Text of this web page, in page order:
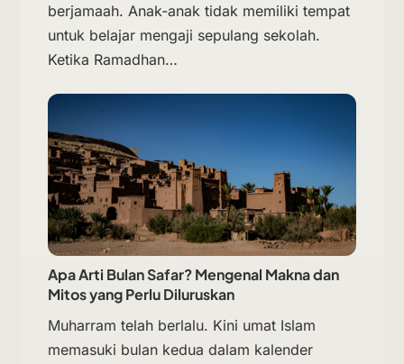
berjamaah. Anak-anak tidak memiliki tempat
untuk belajar mengaji sepulang sekolah.
Ketika Ramadhan…
Apa Arti Bulan Safar? Mengenal Makna dan
Mitos yang Perlu Diluruskan
Muharram telah berlalu. Kini umat Islam
memasuki bulan kedua dalam kalender